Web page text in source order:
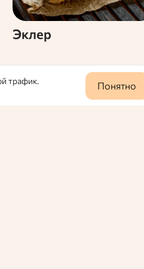
Эклер
трафик.
Понятно